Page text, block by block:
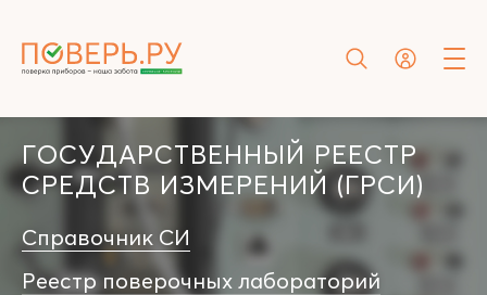
ГОСУДАРСТВЕННЫЙ РЕЕСТР
СРЕДСТВ ИЗМЕРЕНИЙ (ГРСИ)
Справочник СИ
Реестр поверочных лабораторий